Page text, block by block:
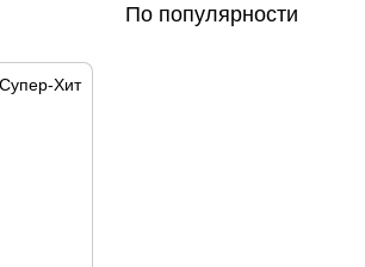
По популярности